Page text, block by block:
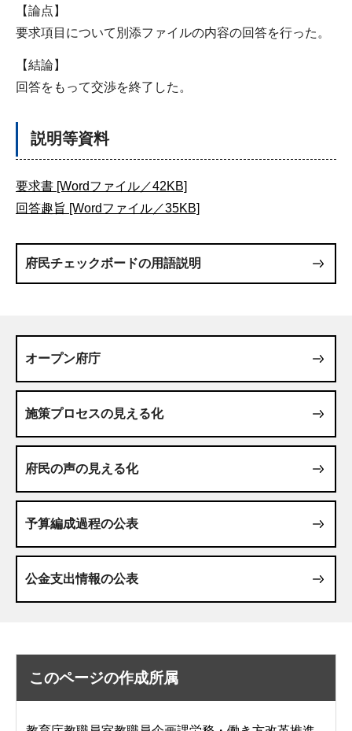
【論点】
要求項目について別添ファイルの内容の回答を行った。
【結論】
回答をもって交渉を終了した。
説明等資料
要求書 [Wordファイル／42KB]
回答趣旨 [Wordファイル／35KB]
府民チェックボードの用語説明
オープン府庁
施策プロセスの見える化
府民の声の見える化
予算編成過程の公表
公金支出情報の公表
このページの作成所属